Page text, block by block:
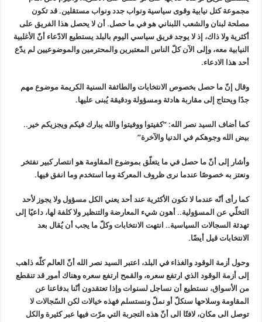
مجموعة كتل نيابية وقوى سياسية ونواب جدد ونواب مستقلين. قد تكون
مصلحة لبنان والشعب اللبناني هو في ما حصل. أن لا يحصل هذا الفريق على
أكثرية ولا ذاك، إذ لا يوجد فريق سياسي اليوم بالبلد يستطيع الادّعاء أنّ الأغلبية
النيابية معه، وإلى الآن كلّ الناس المعتبرين والمحترمين والموضوعيين لم يدّع
أحد هذا الادعاء.
وقال إنّ ما حصل بخصوص الانتخابات والطائفة السنية الكريمة موضوع مهم
جدًا ويحتاج إلى مقاربة هادئة ومسؤولة ودقيقة يُبنى عليها.
كما أضاف السيد نصر الله: “كفيتوا ووفيتوا والله يبارك فيكم ويجزيكم خير..
بيض الله وجوهكم في الدنيا والآخرة”
وأشار إلى أنّ ما حصل في ما يتعلّق بموضوع المقاومة هو انتصار كبير نفتخر
ونعتز به خصوصًا عندما نرى ظروف المعركة وما استخدم وما انفق فيها.
كما رأى أنّه عندما لا تكون الأكثرية عند أحد يعني الكل مسؤول ولا يجوز لأحد
التخلّي عن المسؤولية.. أهون شيء المعارضة والتنظير ولا كلفة لها، داعيًا إلى
تهدئة السجالات السياسية.. انتهت الانتخابات وكلّ ما يجب أن يُقال بعد
الانتخابات قيل أيضًا.
وحول أزمة الوقود والغذاء في البلد، اعتبر السيد نصر الله أنّ العالم كلّه ذاهب
إلى أزمة الوقود الذي ارتفع سعره، والقمح ارتفع سعره وهناك أمور قد تنقطع
من الأسواق، نستطيع أن نساجل لسنوات وإذا تعتقدون أنّنا بدفاعنا عن
المقاومة وسلاحها سنكلّ أو نملّ ونستسلم فهذه خيالات لكن السّجالات لا
توصل الى مكان، لافتًا الى أنّ هذه التجربة التي مرّت فيها عبر كثيرة والكل